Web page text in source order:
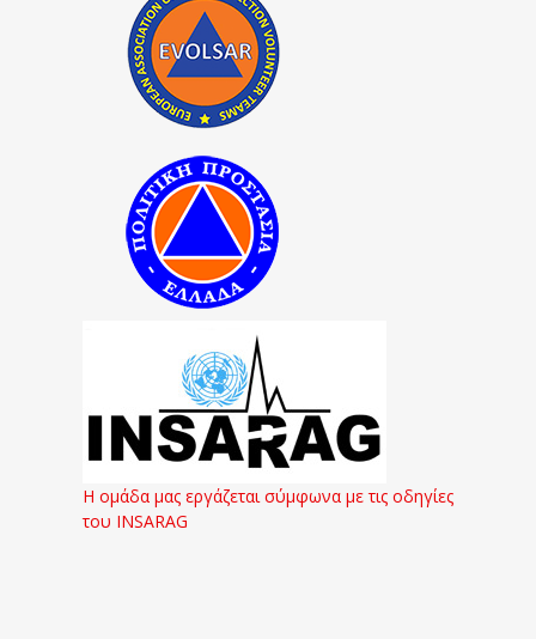
Η ομάδα μας εργάζεται σύμφωνα με τις οδηγίες
του INSARAG